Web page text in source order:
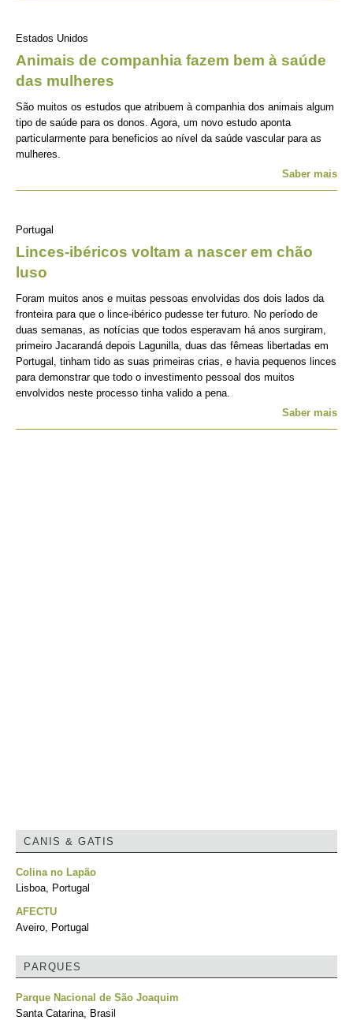
Estados Unidos
Animais de companhia fazem bem à saúde
das mulheres
São muitos os estudos que atribuem à companhia dos animais algum
tipo de saúde para os donos. Agora, um novo estudo aponta
particularmente para beneficios ao nível da saúde vascular para as
mulheres.
Saber mais
Portugal
Linces-ibéricos voltam a nascer em chão
luso
Foram muitos anos e muitas pessoas envolvidas dos dois lados da
fronteira para que o lince-ibérico pudesse ter futuro. No período de
duas semanas, as notícias que todos esperavam há anos surgiram,
primeiro Jacarandá depois Lagunilla, duas das fêmeas libertadas em
Portugal, tinham tido as suas primeiras crias, e havia pequenos linces
para demonstrar que todo o investimento pessoal dos muitos
envolvidos neste processo tinha valido a pena.
Saber mais
CANIS & GATIS
Colina no Lapão
Lisboa, Portugal
AFECTU
Aveiro, Portugal
PARQUES
Parque Nacional de São Joaquim
Santa Catarina, Brasil